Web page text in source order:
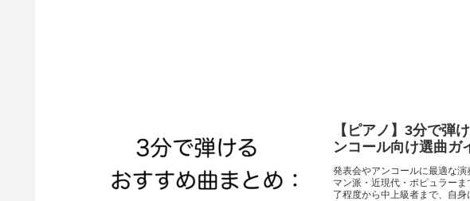
【ピアノ】3分で弾
ンコール向け選曲ガ
発表会やアンコールに最適な
マン派・近現代・ポピュラー
了程度から中上級者まで、自身